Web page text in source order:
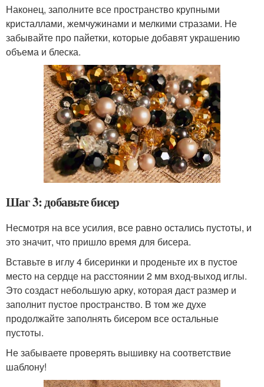
Наконец, заполните все пространство крупными
кристаллами, жемчужинами и мелкими стразами. Не
забывайте про пайетки, которые добавят украшению
объема и блеска.
Шаг 3: добавьте бисер
Несмотря на все усилия, все равно остались пустоты, и
это значит, что пришло время для бисера.
Вставьте в иглу 4 бисеринки и проденьте их в пустое
место на сердце на расстоянии 2 мм вход-выход иглы.
Это создаст небольшую арку, которая даст размер и
заполнит пустое пространство. В том же духе
продолжайте заполнять бисером все остальные
пустоты.
Не забываете проверять вышивку на соответствие
шаблону!